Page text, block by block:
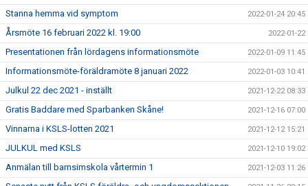
Stanna hemma vid symptom 2022-01-24 20:45
Årsmöte 16 februari 2022 kl. 19:00 2022-01-22
Presentationen från lördagens informationsmöte 2022-01-09 11:45
Informationsmöte-föräldramöte 8 januari 2022 2022-01-03 10:41
Julkul 22 dec 2021 - inställt 2021-12-22 08:33
Gratis Baddare med Sparbanken Skåne! 2021-12-16 07:00
Vinnarna i KSLS-lotten 2021 2021-12-12 15:21
JULKUL med KSLS 2021-12-10 19:02
Anmälan till barnsimskola vårtermin 1 2021-12-03 11:26